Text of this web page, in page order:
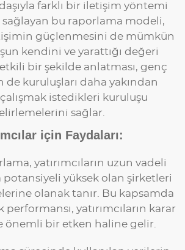
farklı bir iletişim yöntemi
bu raporlama modeli,
güçlenmesini de mümkün
kendini ve yarattığı değeri
bir şekilde anlatması, genç
de kuruluşları daha yakından
istedikleri kuruluşu
sağlar.
için Faydaları:
yatırımcıların uzun vadeli
yüksek olan şirketleri
olanak tanır. Bu kapsamda
yatırımcıların karar
önemli bir etken haline gelir.